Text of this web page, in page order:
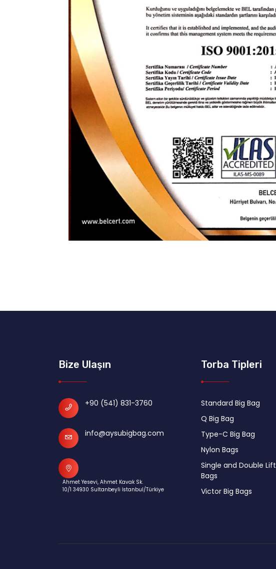
Bize Ulaşın
+90 (541) 831-3760
info@aysubigbag.com
Ahmet Yesevi, Ahmet Kavak Sk.
10/1 34930 Sultanbeyli İstanbul/Türkiye
Torba Tipleri
Standard Big Bag
Q Big Bag
Type-C Big Bag
Nylon Bags
Single and Double Lift
Bags
Victor Big Bags